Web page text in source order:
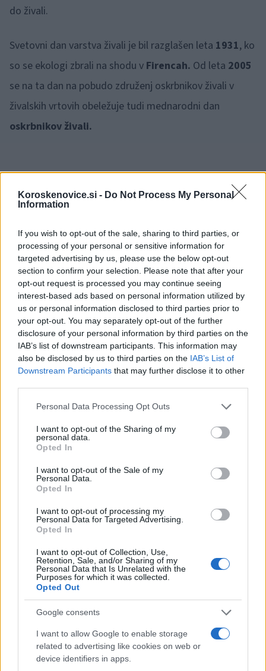
Koroskenovice.si - Do Not Process My Personal
Information
If you wish to opt-out of the sale, sharing to third parties, or
processing of your personal or sensitive information for
targeted advertising by us, please use the below opt-out
section to confirm your selection. Please note that after your
opt-out request is processed you may continue seeing
interest-based ads based on personal information utilized by
us or personal information disclosed to third parties prior to
your opt-out. You may separately opt-out of the further
disclosure of your personal information by third parties on the
IAB’s list of downstream participants. This information may
also be disclosed by us to third parties on the IAB’s List of
Downstream Participants that may further disclose it to other
Please note that this website/app uses one or more Google
not limited to your visit or usage behaviour. You may click to
grant or deny consent to Google and its third-party tags to
use your data for below specified purposes in below Google
consent section.
Personal Data Processing Opt Outs
I want to opt-out of the Sharing of my
personal data.
Opted In
I want to opt-out of the Sale of my
Personal Data.
Opted In
I want to opt-out of processing my
Personal Data for Targeted Advertising.
Opted In
I want to opt-out of Collection, Use,
Retention, Sale, and/or Sharing of my
Personal Data that Is Unrelated with the
Purposes for which it was collected.
Opted Out
Google consents
I want to allow Google to enable storage
related to advertising like cookies on web or
device identifiers in apps.
do živali.
Svetovni dan varstva živali je bil razglašen leta 1931, ko
so se ekologi zbrali na shodu v Firencah. Od leta 2005
se na ta dan na pobudo združenj oskrbnikov živali v
živalskih vrtovih obeležuje tudi mednarodni dan
oskrbnikov živali.
Opozorilo:
sovraštva, nasilja ali nestrpnosti. Komentarji z žaljivimi,
rasističnimi, diskriminatornimi ali nezakonitimi vsebinami bodo
odstranjeni. Pravila komentiranja →
Failed to fetch
Občine: Slovenj Gradec
Dravograd
Ravne na Koroškem
Radlje ob Dravi
Mislinja
Prevalje
Mežica Črna na Koroškem
Vuzenica
Podvelka
Kategorije: Novice
Novice
Več iz kraja Slovenj Gradec
Brezplačna osvežitev: Skočite v
bazen v Slovenj Gradcu in na
Pol stoletja glasbe na tromeji: